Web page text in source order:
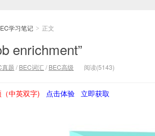
学习笔记 > 正文
enrichment”
真题 / BEC词汇 / BEC高级 阅读(5143)
中英双字) 点击体验 立即获取